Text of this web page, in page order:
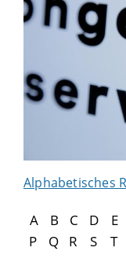
Alphabetisches
A B C D E
P
Q R S T